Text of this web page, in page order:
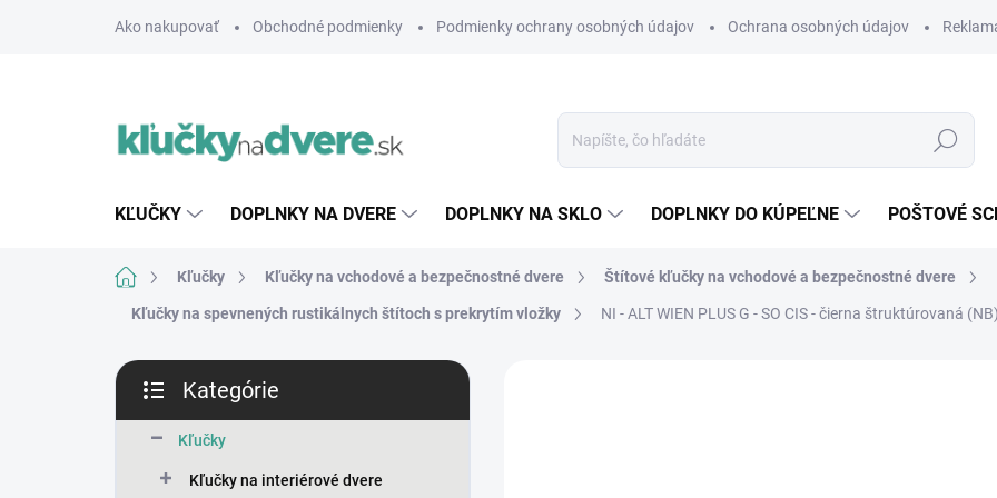
Ako nakupovať Obchodné podmienky Podmienky ochrany osobných údajov Ochrana osobných údajov
Hľadať
KĽUČKY DOPLNKY NA DVERE DOPLNKY NA SKLO DOPLNKY DO KÚPEĽNE POŠTOVÉ
DomovKľučky Kľučky na vchodové a bezpečnostné dvere Štítové kľučky na vchodové a bezpečnostné dvere
Kľučky na spevnených rustikálnych štítoch s prekrytím vložky NI - ALT WIEN PLUS G - SO CIS - čierna štruktúrovaná (NB)
B
č
kategórie
Kategórie
Kľučky
Kľučky na interiérové dvere